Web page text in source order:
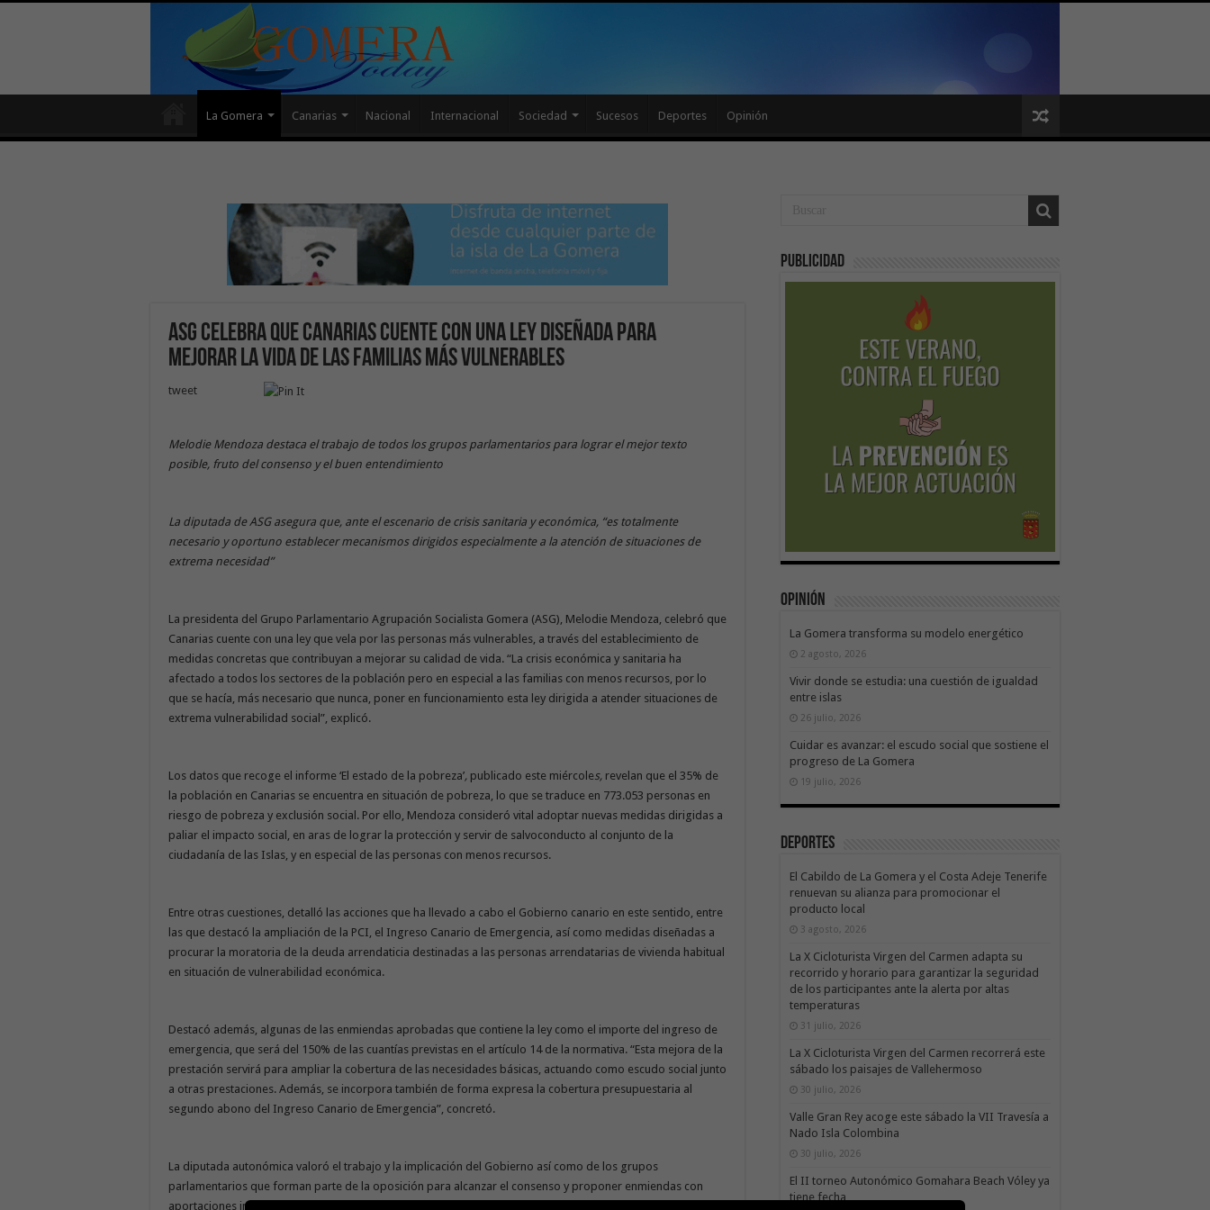
La Gomera Canarias Nacional Internacional Sociedad Sucesos Deportes Opinión
ASG celebra que Canarias cuente con una ley diseñada para
mejorar la vida de las familias más vulnerables
tweet
Melodie Mendoza destaca el trabajo de todos los grupos parlamentarios para lograr el mejor texto
posible, fruto del consenso y el buen entendimiento
La diputada de ASG asegura que, ante el escenario de crisis sanitaria y económica, “es totalmente
necesario y oportuno establecer mecanismos dirigidos especialmente a la atención de situaciones de
extrema necesidad”
La presidenta del Grupo Parlamentario Agrupación Socialista Gomera (ASG), Melodie Mendoza, celebró que
Canarias cuente con una ley que vela por las personas más vulnerables, a través del establecimiento de
medidas concretas que contribuyan a mejorar su calidad de vida. “La crisis económica y sanitaria ha
afectado a todos los sectores de la población pero en especial a las familias con menos recursos, por lo
que se hacía, más necesario que nunca, poner en funcionamiento esta ley dirigida a atender situaciones de
extrema vulnerabilidad social”, explicó.
Los datos que recoge el informe ‘El estado de la pobreza’, publicado este miércoles, revelan que el 35% de
la población en Canarias se encuentra en situación de pobreza, lo que se traduce en 773.053 personas en
riesgo de pobreza y exclusión social. Por ello, Mendoza consideró vital adoptar nuevas medidas dirigidas a
paliar el impacto social, en aras de lograr la protección y servir de salvoconducto al conjunto de la
ciudadanía de las Islas, y en especial de las personas con menos recursos.
Entre otras cuestiones, detalló las acciones que ha llevado a cabo el Gobierno canario en este sentido, entre
las que destacó la ampliación de la PCI, el Ingreso Canario de Emergencia, así como medidas diseñadas a
procurar la moratoria de la deuda arrendaticia destinadas a las personas arrendatarias de vivienda habitual
en situación de vulnerabilidad económica.
Destacó además, algunas de las enmiendas aprobadas que contiene la ley como el importe del ingreso de
emergencia, que será del 150% de las cuantías previstas en el artículo 14 de la normativa. “Esta mejora de la
prestación servirá para ampliar la cobertura de las necesidades básicas, actuando como escudo social junto
a otras prestaciones. Además, se incorpora también de forma expresa la cobertura presupuestaria al
segundo abono del Ingreso Canario de Emergencia”, concretó.
La diputada autonómica valoró el trabajo y la implicación del Gobierno así como de los grupos
parlamentarios que forman parte de la oposición para alcanzar el consenso y proponer enmiendas con
aportaciones interesantes, que en su mayoría, han contado con el respaldo de la totalidad de la Cámara
Publicidad
Opinión
La Gomera transforma su modelo energético
2 agosto, 2026
Vivir donde se estudia: una cuestión de igualdad
entre islas
26 julio, 2026
Cuidar es avanzar: el escudo social que sostiene el
progreso de La Gomera
19 julio, 2026
Deportes
El Cabildo de La Gomera y el Costa Adeje Tenerife
renuevan su alianza para promocionar el
producto local
3 agosto, 2026
La X Cicloturista Virgen del Carmen adapta su
recorrido y horario para garantizar la seguridad
de los participantes ante la alerta por altas
temperaturas
31 julio, 2026
La X Cicloturista Virgen del Carmen recorrerá este
sábado los paisajes de Vallehermoso
30 julio, 2026
Valle Gran Rey acoge este sábado la VII Travesía a
Nado Isla Colombina
30 julio, 2026
El II torneo Autonómico Gomahara Beach Vóley ya
tiene fecha